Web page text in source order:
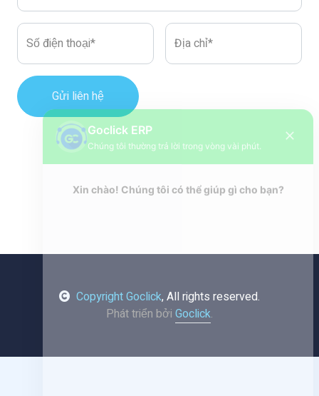
Số điện thoại* Địa chỉ*
Gửi liên hệ
Copyright Goclick, All rights reserved.
Phát triển bởi Goclick.